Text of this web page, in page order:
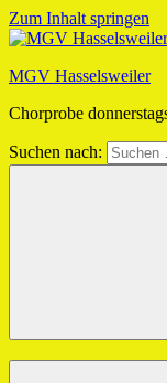
Zum Inhalt springen
MGV Hasselsweiler
Chorprobe
Suchen nach: